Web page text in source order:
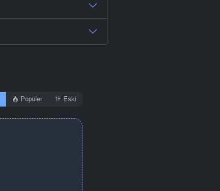
Popüler Eski